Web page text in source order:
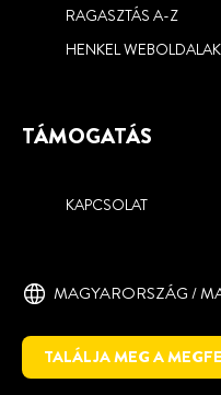
RAGASZTÁS A-Z
HENKEL WEBOLDALAK
TÁMOGATÁS
KAPCSOLAT
MAGYARORSZÁG /
TALÁLJA MEG A